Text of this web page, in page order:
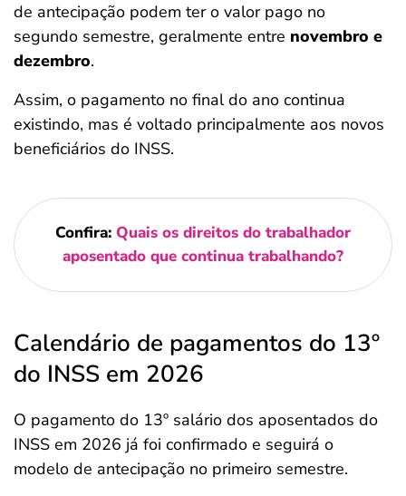
de antecipação podem ter o valor pago no
segundo semestre, geralmente entre novembro e
dezembro.
Assim, o pagamento no final do ano continua
existindo, mas é voltado principalmente aos novos
beneficiários do INSS.
Confira: Quais os direitos do trabalhador
aposentado que continua trabalhando?
Calendário de pagamentos do 13º
do INSS em 2026
O pagamento do 13º salário dos aposentados do
INSS em 2026 já foi confirmado e seguirá o
modelo de antecipação no primeiro semestre.